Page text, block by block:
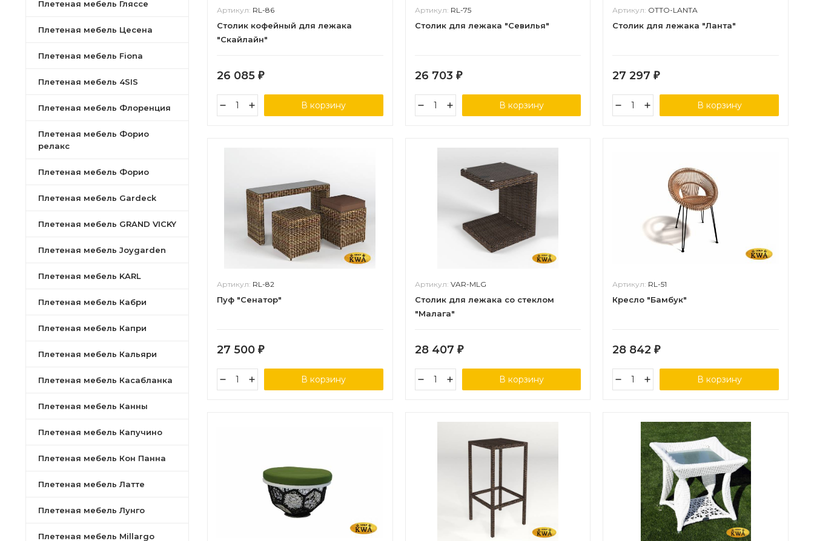
Плетеная мебель Гляссе
Плетеная мебель Цесена
Плетеная мебель Fiona
Плетеная мебель 4SIS
Плетеная мебель Флоренция
Плетеная мебель Форио
релакс
Плетеная мебель Форио
Плетеная мебель Gardeck
Плетеная мебель GRAND VICKY
Плетеная мебель Joygarden
Плетеная мебель KARL
Плетеная мебель Кабри
Плетеная мебель Капри
Плетеная мебель Кальяри
Плетеная мебель Касабланка
Плетеная мебель Канны
Плетеная мебель Капучино
Плетеная мебель Кон Панна
Плетеная мебель Латте
Плетеная мебель Лунго
Плетеная мебель Millargo
Артикул: RL-86
Столик кофейный для лежака
"Скайлайн"
26 085 ₽
В корзину
Артикул: RL-75
Столик для лежака "Севилья"
26 703 ₽
В корзину
Артикул: OTTO-LANTA
Столик для лежака "Ланта"
27 297₽
В корзину
Артикул: RL-82
Пуф "Сенатор"
27 500 ₽
В корзину
Артикул: VAR-MLG
Столик для лежака со стеклом
"Малага"
28 407 ₽
В корзину
Артикул: RL-51
Кресло "Бамбук"
28 842₽
В корзину